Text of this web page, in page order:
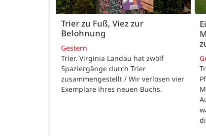
Trier zu Fuß, Viez zur
Belohnung
Gestern
Trier. Virginia Landau hat zwölf
Spaziergänge durch Trier
zusammengestellt / Wir verlosen vier
Exemplare ihres neuen Buchs.